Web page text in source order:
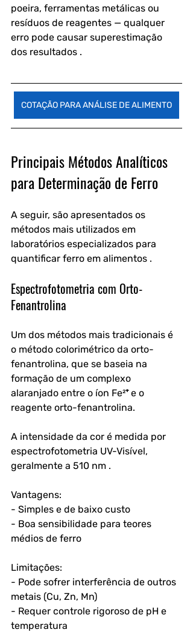
poeira, ferramentas metálicas ou
resíduos de reagentes — qualquer
erro pode causar superestimação
dos resultados .
COTAÇÃO PARA ANÁLISE DE ALIMENTO
Principais Métodos Analíticos
para Determinação de Ferro
A seguir, são apresentados os
métodos mais utilizados em
laboratórios especializados para
quantificar ferro em alimentos .
Espectrofotometria com Orto-
Fenantrolina
Um dos métodos mais tradicionais é
o método colorimétrico da orto-
fenantrolina, que se baseia na
formação de um complexo
alaranjado entre o íon Fe²⁺ e o
reagente orto-fenantrolina.
A intensidade da cor é medida por
espectrofotometria UV-Visível,
geralmente a 510 nm .
Vantagens:
- Simples e de baixo custo
- Boa sensibilidade para teores
médios de ferro
Limitações:
- Pode sofrer interferência de outros
metais (Cu, Zn, Mn)
- Requer controle rigoroso de pH e
temperatura